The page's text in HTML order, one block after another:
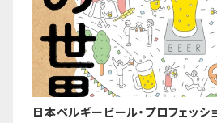
日本ベルギービール・プロフェッシ